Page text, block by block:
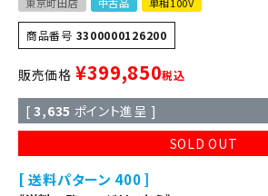
商品番号 3300000126200
販売価格 ¥399,850税込
[ 3,635 ポイント進呈 ]
SOLD OUT
送料パターン 400